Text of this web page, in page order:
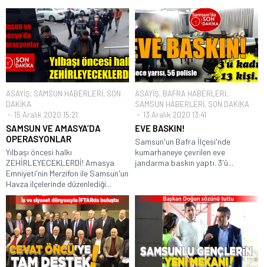
ASAYİŞ, SAMSUN HABERLERİ, SON
DAKİKA
15 Aralık 2020 15:21
SAMSUN VE AMASYA’DA
OPERASYONLAR
Yılbaşı öncesi halkı
ZEHİRLEYECEKLERDİ! Amasya
Emniyeti'nin Merzifon ile Samsun'un
Havza ilçelerinde düzenlediği...
ASAYİŞ, BAFRA HABERLERİ,
SAMSUN HABERLERİ, SON DAKİKA
13 Aralık 2020 13:41
EVE BASKIN!
Samsun'un Bafra İlçesi'nde
kumarhaneye çevrilen eve
jandarma baskın yaptı. 3'ü...